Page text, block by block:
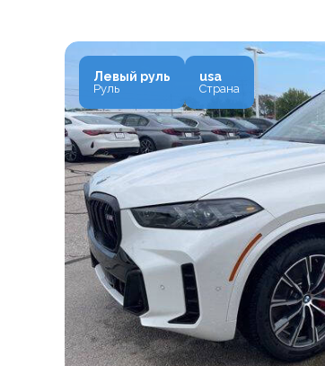
Левый руль
Руль
usa
Страна